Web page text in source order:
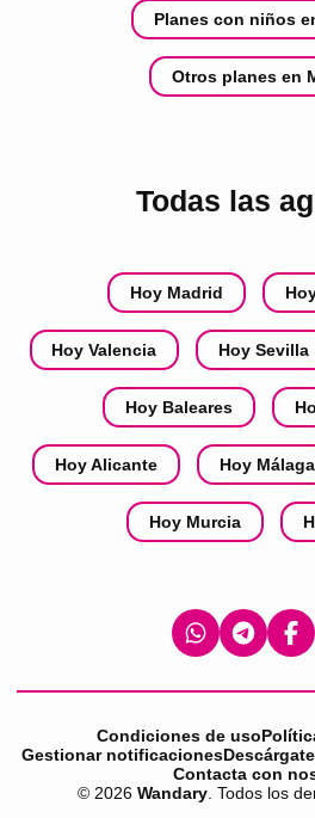
Planes con niños
Otros planes en
Todas las
Hoy Madrid
Hoy Valencia Hoy Sevilla
Hoy Baleares
Hoy Alicante Hoy Málaga
Hoy Murcia
Condiciones de uso
Gestionar notificaciones
Contacta con
© 2026 Wandary. Todos los